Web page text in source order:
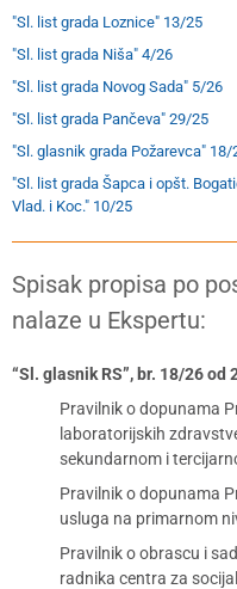
"Sl. list grada Loznice" 13/25
"Sl. list grada Niša" 4/26
"Sl. list grada Novog Sada" 5/26
"Sl. list grada Pančeva" 29/25
"Sl. glasnik grada Požarevca" 18/
"Sl. list grada Šapca i opšt.
Vlad. i Koc." 10/25
Spisak propisa po
nalaze u Ekspertu:
“Sl. glasnik RS”, br. 18/26
Pravilnik o dopunama
laboratorijskih
sekundarnom i
Pravilnik o dopunama
usluga na primarnom
Pravilnik o obrascu i
radnika centra za